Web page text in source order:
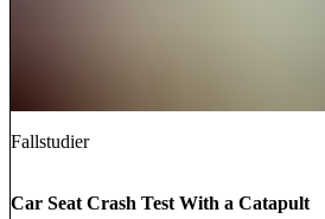
Fallstudier
Car Seat Crash Test With a Catapult